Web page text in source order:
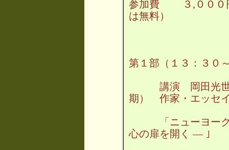
参加費 ３,０００
は無料）
第１部（１３：３０
講演 岡田光世さ
期） 作家・エッセ
「ニューヨーク
心の扉を開く ― ｣